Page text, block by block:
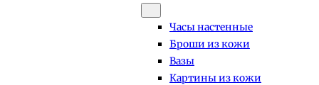
Часы настенные
Броши из кожи
Вазы
Картины из кожи